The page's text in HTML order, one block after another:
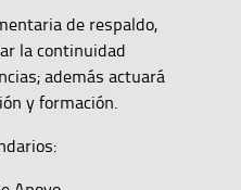
de respaldo,
la continuidad
además actuará
y formación.